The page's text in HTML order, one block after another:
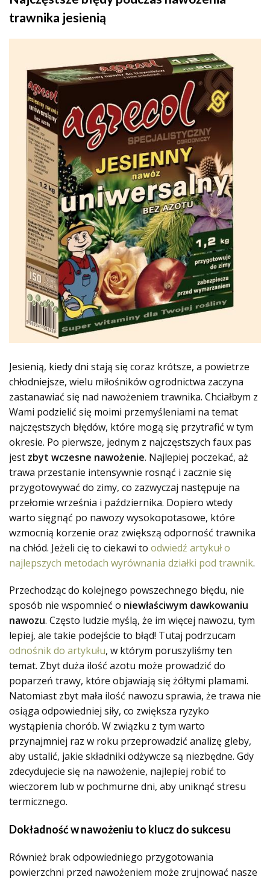
trawnika jesienią
Jesienią, kiedy dni stają się coraz krótsze, a powietrze
chłodniejsze, wielu miłośników ogrodnictwa zaczyna
zastanawiać się nad nawożeniem trawnika. Chciałbym z
Wami podzielić się moimi przemyśleniami na temat
najczęstszych błędów, które mogą się przytrafić w tym
okresie. Po pierwsze, jednym z najczęstszych faux pas
jest zbyt wczesne nawożenie. Najlepiej poczekać, aż
trawa przestanie intensywnie rosnąć i zacznie się
przygotowywać do zimy, co zazwyczaj następuje na
przełomie września i października. Dopiero wtedy
warto sięgnąć po nawozy wysokopotasowe, które
wzmocnią korzenie oraz zwiększą odporność trawnika
na chłód. Jeżeli cię to ciekawi to odwiedź artykuł o
najlepszych metodach wyrównania działki pod trawnik.
Przechodząc do kolejnego powszechnego błędu, nie
sposób nie wspomnieć o niewłaściwym dawkowaniu
nawozu. Często ludzie myślą, że im więcej nawozu, tym
lepiej, ale takie podejście to błąd! Tutaj podrzucam
odnośnik do artykułu, w którym poruszyliśmy ten
temat. Zbyt duża ilość azotu może prowadzić do
poparzeń trawy, które objawiają się żółtymi plamami.
Natomiast zbyt mała ilość nawozu sprawia, że trawa nie
osiąga odpowiedniej siły, co zwiększa ryzyko
wystąpienia chorób. W związku z tym warto
przynajmniej raz w roku przeprowadzić analizę gleby,
aby ustalić, jakie składniki odżywcze są niezbędne. Gdy
zdecydujecie się na nawożenie, najlepiej robić to
wieczorem lub w pochmurne dni, aby uniknąć stresu
termicznego.
Dokładność w nawożeniu to klucz do sukcesu
Również brak odpowiedniego przygotowania
powierzchni przed nawożeniem może zrujnować nasze